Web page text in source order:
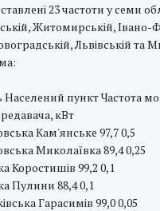
23 частоти у семи
Житомирській, Івано-
Львівській та
пункт Частота
кВт
Кам'янське 97,7 0,5
Миколаївка 89,4 0,25
Коростишів 99,2 0,1
Пулини 88,4 0,1
Гарасимів 99,0 0,05